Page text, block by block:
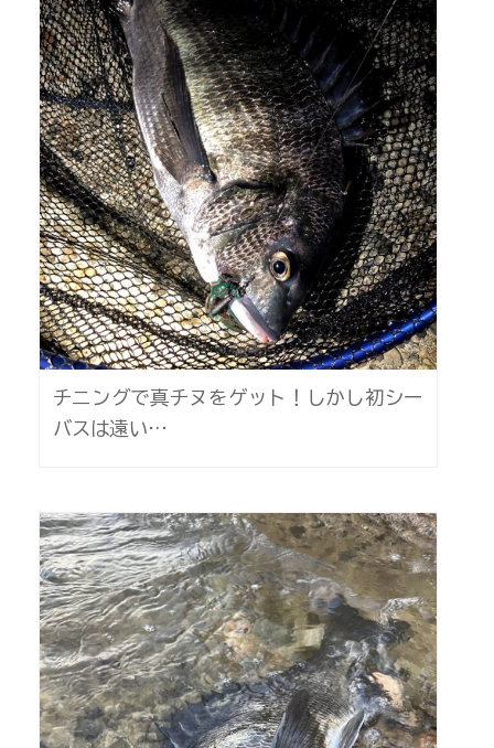
チニングで真チヌをゲット！しかし初シー
バスは遠い…